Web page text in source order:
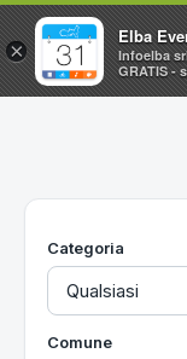
Home
Utilità
Categoria
Comune
×
Elba
Infoelba
GRATIS -